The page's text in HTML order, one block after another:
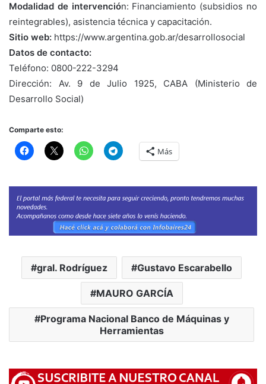
Modalidad de intervención: Financiamiento (subsidios no
reintegrables), asistencia técnica y capacitación.
Sitio web: https://www.argentina.gob.ar/desarrollosocial
Datos de contacto:
Teléfono: 0800-222-3294
Dirección: Av. 9 de Julio 1925, CABA (Ministerio de
Desarrollo Social)
Comparte esto:
Más
gral. Rodríguez Gustavo Escarabello
MAURO GARCÍA
Programa Nacional Banco de Máquinas y
Herramientas